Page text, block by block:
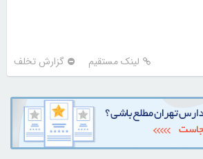
لینک مستقیم گزارش تخلف